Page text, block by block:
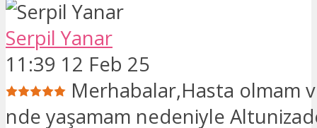
Serpil Yanar
11:39 12 Feb 25
Merhabalar,Hasta olmam
nde yaşamam nedeniyle